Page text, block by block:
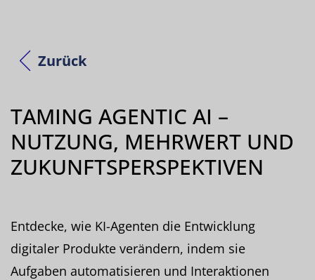
Zurück
TAMING AGENTIC AI –
NUTZUNG, MEHRWERT UND
ZUKUNFTSPERSPEKTIVEN
Entdecke, wie KI-Agenten die Entwicklung
digitaler Produkte verändern, indem sie
Aufgaben automatisieren und Interaktionen